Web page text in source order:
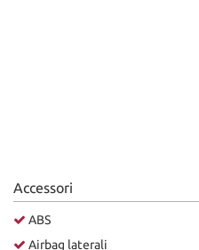
Accessori
ABS
Airbag laterali